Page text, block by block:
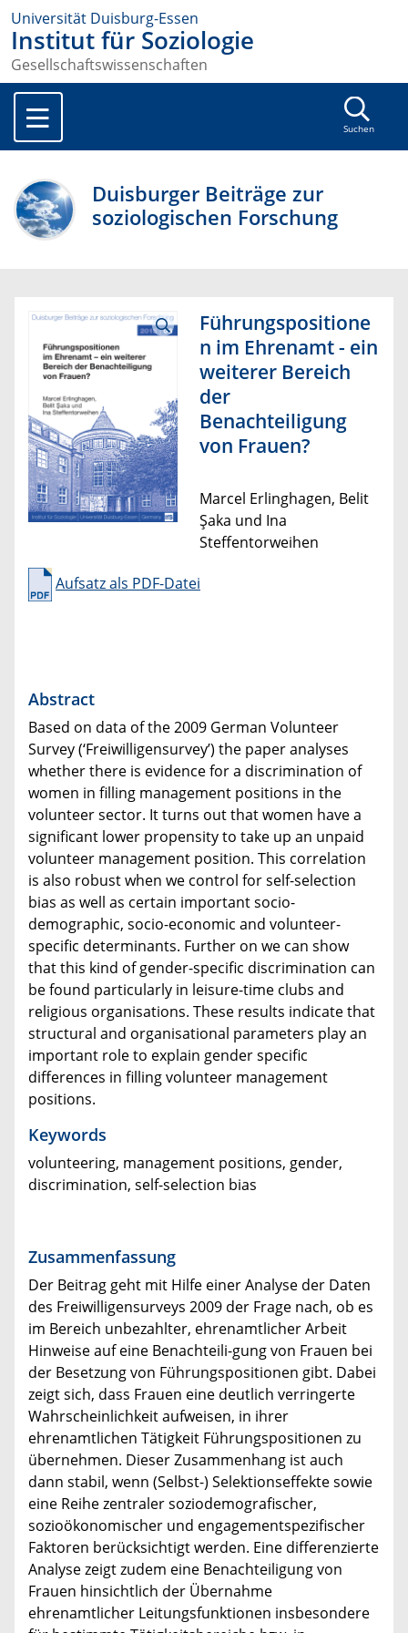
Universität Duisburg-Essen
Institut für Soziologie
Gesellschaftswissenschaften
Suchen
Duisburger Beiträge zur
soziologischen Forschung
Führungspositione
n im Ehrenamt - ein
weiterer Bereich
der
Benachteiligung
von Frauen?
Marcel Erlinghagen, Belit
Şaka und Ina
Steffentorweihen
Aufsatz als PDF-Datei
Abstract
Based on data of the 2009 German Volunteer
Survey (‘Freiwilligensurvey’) the paper analyses
whether there is evidence for a discrimination of
women in filling management positions in the
volunteer sector. It turns out that women have a
significant lower propensity to take up an unpaid
volunteer management position. This correlation
is also robust when we control for self-selection
bias as well as certain important socio-
demographic, socio-economic and volunteer-
specific determinants. Further on we can show
that this kind of gender-specific discrimination can
be found particularly in leisure-time clubs and
religious organisations. These results indicate that
structural and organisational parameters play an
important role to explain gender specific
differences in filling volunteer management
positions.
Keywords
volunteering, management positions, gender,
discrimination, self-selection bias
Zusammenfassung
Der Beitrag geht mit Hilfe einer Analyse der Daten
des Freiwilligensurveys 2009 der Frage nach, ob es
im Bereich unbezahlter, ehrenamtlicher Arbeit
Hinweise auf eine Benachteili-gung von Frauen bei
der Besetzung von Führungspositionen gibt. Dabei
zeigt sich, dass Frauen eine deutlich verringerte
Wahrscheinlichkeit aufweisen, in ihrer
ehrenamtlichen Tätigkeit Führungspositionen zu
übernehmen. Dieser Zusammenhang ist auch
dann stabil, wenn (Selbst-) Selektionseffekte sowie
eine Reihe zentraler soziodemografischer,
sozioökonomischer und engagementspezifischer
Faktoren berücksichtigt werden. Eine differenzierte
Analyse zeigt zudem eine Benachteiligung von
Frauen hinsichtlich der Übernahme
ehrenamtlicher Leitungsfunktionen insbesondere